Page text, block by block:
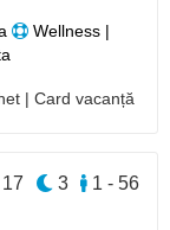
Wellness |
| Card vacanță
1 - 56
3
17